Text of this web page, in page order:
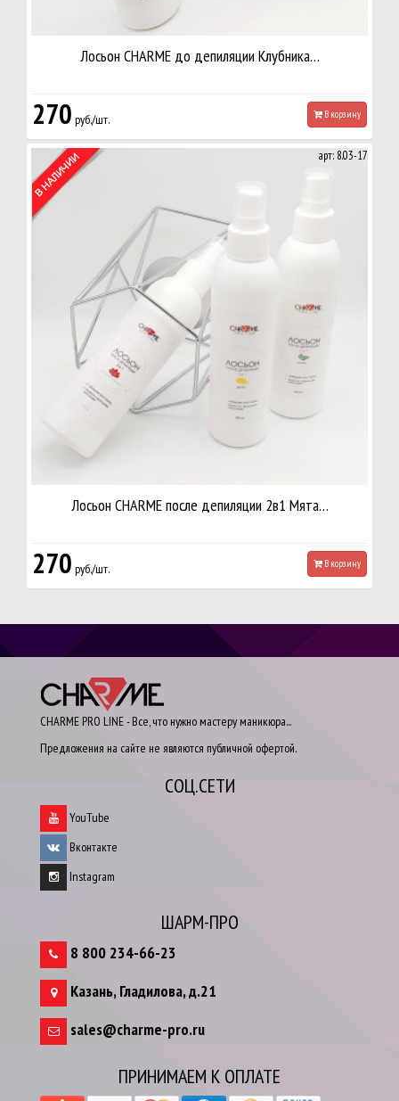
Лосьон CHARME до депиляции Клубника…
270 руб./шт. В корзину
арт: 8.03-17
Лосьон CHARME после депиляции 2в1 Мята…
270 руб./шт. В корзину
CHARME PRO LINE - Все, что нужно мастеру маникюра...
Предложения на сайте не являются публичной офертой.
СОЦ.СЕТИ
YouTube
Вконтакте
Instagram
ШАРМ-ПРО
8 800 234-66-23
Казань,Гладилова, д.21
sales@charme-pro.ru
ПРИНИМАЕМ К ОПЛАТЕ